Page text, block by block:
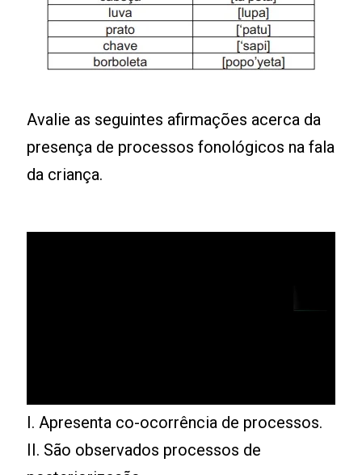
Avalie as seguintes afirmações acerca da
presença de processos fonológicos na fala
da criança.
I. Apresenta co-ocorrência de processos.
II. São observados processos de